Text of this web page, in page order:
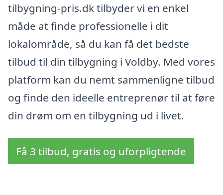
tilbygning-pris.dk tilbyder vi en enkel
måde at finde professionelle i dit
lokalområde, så du kan få det bedste
tilbud til din tilbygning i Voldby. Med vores
platform kan du nemt sammenligne tilbud
og finde den ideelle entreprenør til at føre
din drøm om en tilbygning ud i livet.
Få 3 tilbud, gratis og uforpligtende